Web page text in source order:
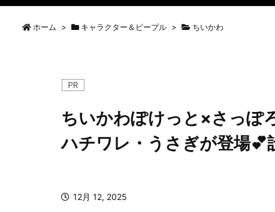
ホーム > キャラクター＆ピープル > ちいかわ
ちいかわぽけっと×さっぽ
ハチワレ・うさぎが登場💕
12月 12, 2025